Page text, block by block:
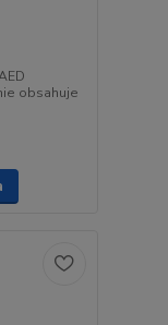
obsahuje